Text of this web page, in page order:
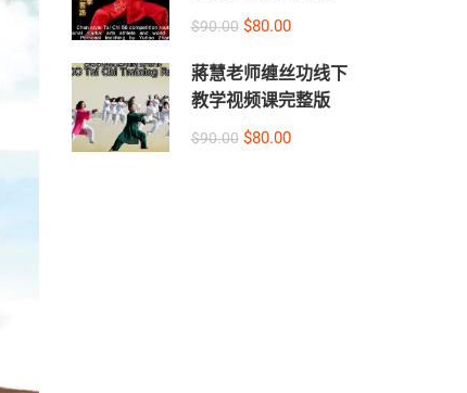
（中英文字幕版）
$90.00 $80.00
蔣慧老师缠丝功线下
教学视频课完整版
$90.00 $80.00